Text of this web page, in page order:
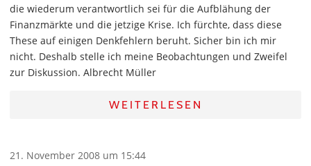
die wiederum verantwortlich sei für die Aufblähung der
Finanzmärkte und die jetzige Krise. Ich fürchte, dass diese
These auf einigen Denkfehlern beruht. Sicher bin ich mir
nicht. Deshalb stelle ich meine Beobachtungen und Zweifel
zur Diskussion. Albrecht Müller
WEITERLESEN
21. November 2008 um 15:44